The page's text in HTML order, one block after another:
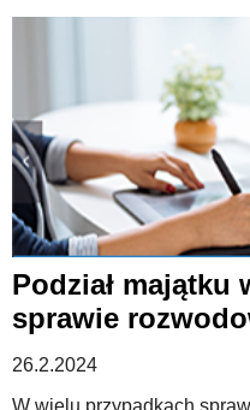
Podział majątku
sprawie
26.2.2024
W wielu przypadkach